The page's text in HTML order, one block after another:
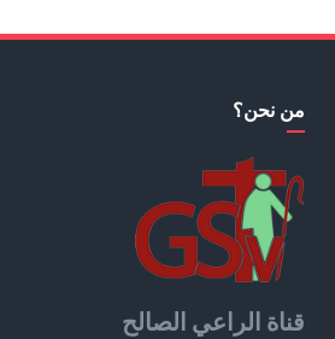
من نحن؟
قناة الراعي الصالح